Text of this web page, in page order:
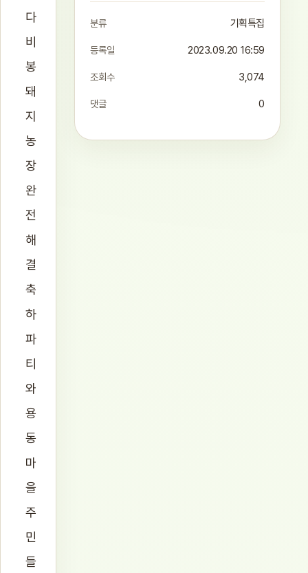
다
비
봉
돼
지
농
장
완
전
해
결
축
하
파
티
와
용
동
마
을
주
민
들
분류 기획특집
등록일 2023.09.20 16:59
조회수 3,074
댓글 0